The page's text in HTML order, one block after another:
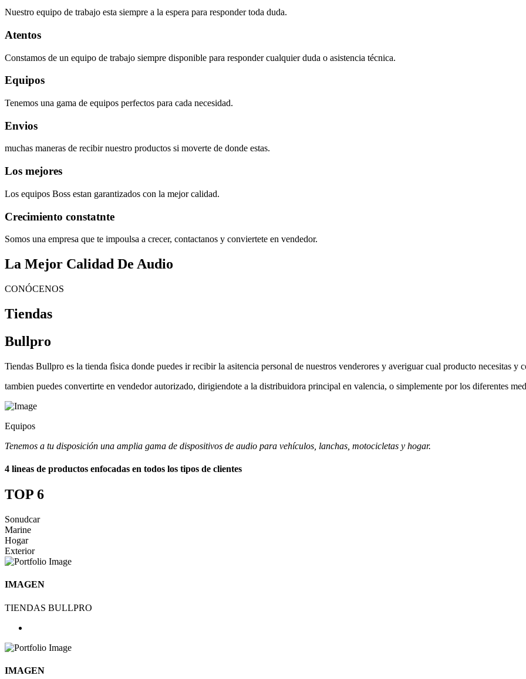
Nuestro equipo de trabajo esta siempre a la espera para responder toda duda.
Atentos
Constamos de un equipo de trabajo siempre disponible para responder cualquier duda o asistencia técnica.
Equipos
Tenemos una gama de equipos perfectos para cada necesidad.
Envios
muchas maneras de recibir nuestro productos si moverte de donde estas.
Los mejores
Los equipos Boss estan garantizados con la mejor calidad.
Crecimiento constatnte
Somos una empresa que te impoulsa a crecer, contactanos y conviertete en vendedor.
La Mejor Calidad De Audio
CONÓCENOS
Tiendas
Bullpro
Tiendas Bullpro es la tienda fìsica donde puedes ir recibir la asitencia personal de nuestros venderores y averiguar cual producto necesitas y
tambien puedes convertirte en vendedor autorizado, dirigiendote a la distribuidora principal en valencia, o simplemente por los diferentes
Equipos
Tenemos a tu disposición una amplia gama de dispositivos de audio para vehículos, lanchas, motocicletas y hogar.
4 lineas de productos enfocadas en todos los tipos de clientes
TOP 6
Sonudcar
Marine
Hogar
Exterior
IMAGEN
TIENDAS BULLPRO
IMAGEN